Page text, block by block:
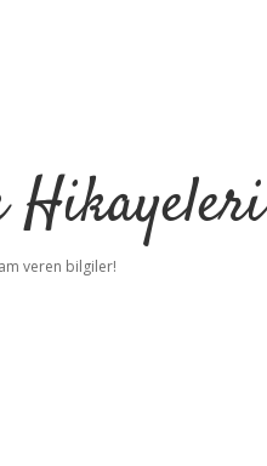
Hikayeleri
veren bilgiler!